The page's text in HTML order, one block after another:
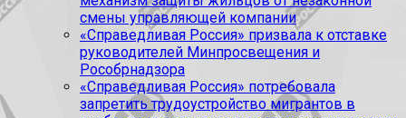
смены управляющей компании
«Справедливая Россия» призвала к отставке
руководителей Минпросвещения и
Рособрнадзора
«Справедливая Россия» потребовала
запретить трудоустройство мигрантов в